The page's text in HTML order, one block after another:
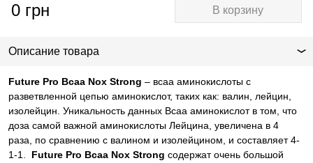
0 грн В корзину
Описание товара
Future Pro Bcaa Nox Strong – всаа аминокислоты с
разветвленной цепью аминокислот, таких как: валин, лейцин,
изолейцин. Уникальность данных Всаа аминокислот в том, что
доза самой важной аминокислоты Лейцина, увеличена в 4
раза, по сравнению с валином и изолейцином, и составляет 4-
1-1. Future Pro Bcaa Nox Strong содержат очень большой